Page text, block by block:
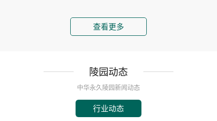
查看更多
陵园动态
中华永久陵园新闻动态
行业动态